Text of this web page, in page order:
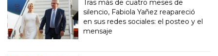
Tras más de cuatro meses de
silencio, Fabiola Yañez reapareció
en sus redes sociales: el posteo y el
mensaje